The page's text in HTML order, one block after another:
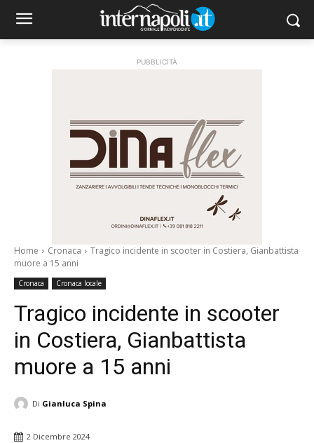
PUBBLICITÀ
Home Cronaca
Tragico incidente in scooter in Costiera, Gianbattista
muore a 15 anni
Cronaca Cronaca locale
Tragico incidente in scooter
in Costiera, Gianbattista
muore a 15 anni
Di Gianluca Spina
2 Dicembre 2024